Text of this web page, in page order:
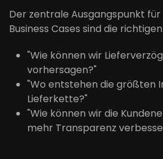
Der zentrale Ausgangspunkt
Business Cases sind die
"Wie können wir
vorhersagen?"
"Wo entstehen die größten
Lieferkette?"
"Wie können wir die
mehr Transparenz